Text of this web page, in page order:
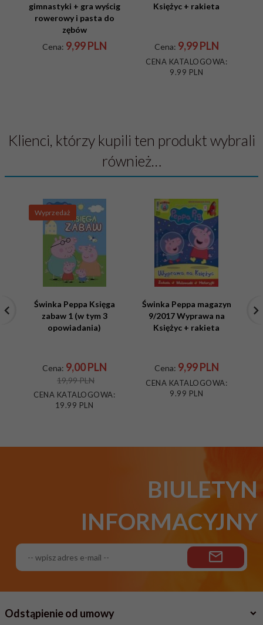
gimnastyki + gra wyścig
rowerowy i pasta do
zębów
Cena: 9,99 PLN
Księżyc + rakieta
Cena: 9,99 PLN
CENA KATALOGOWA:
9.99 PLN
Klienci, którzy kupili ten produkt wybrali
również…
Wyprzedaż
Świnka Peppa Księga
zabaw 1 (w tym 3
opowiadania)
Cena: 9,00 PLN
19,99 PLN
CENA KATALOGOWA:
19.99 PLN
Świnka Peppa magazyn
9/2017 Wyprawa na
Księżyc + rakieta
Cena: 9,99 PLN
CENA KATALOGOWA:
9.99 PLN
BIULETYN
INFORMACYJNY
Odstąpienie od umowy